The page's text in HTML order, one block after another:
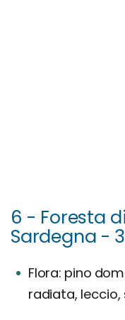
6 - Foresta
Sardegna -
Flora: pino
radiata, leccio,